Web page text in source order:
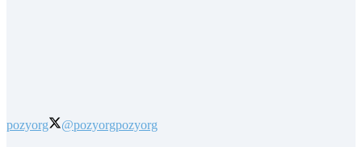
pozyorg @pozyorgpozyorg